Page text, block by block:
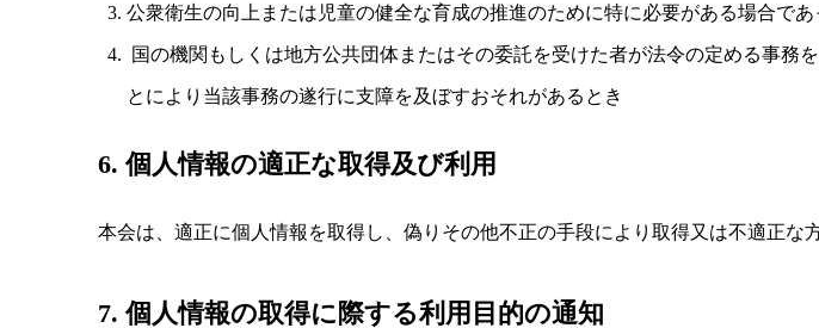
公衆衛生の向上または児童の健全な育成の推進のために特に必要がある場合で
国の機関もしくは地方公共団体またはその委託を受けた者が法令の定める事務
とにより当該事務の遂行に支障を及ぼすおそれがあるとき
6. 個人情報の適正な取得及び利用
本会は、適正に個人情報を取得し、偽りその他不正の手段により取得又は不適正な
7. 個人情報の取得に際する利用目的の通知